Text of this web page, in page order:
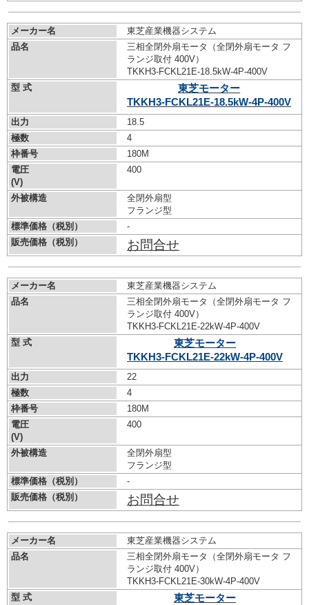
メーカー名
東芝産業機器システム
品名
三相全閉外扇モータ（全閉外扇モータ フ
ランジ取付 400V）
TKKH3-FCKL21E-18.5kW-4P-400V
型 式
東芝モーター
TKKH3-FCKL21E-18.5kW-4P-400V
出力
18.5
極数
4
枠番号
180M
電圧
(V)
400
外被構造
全閉外扇型
フランジ型
標準価格（税別）
-
販売価格（税別）
お問合せ
メーカー名
東芝産業機器システム
品名
三相全閉外扇モータ（全閉外扇モータ フ
ランジ取付 400V）
TKKH3-FCKL21E-22kW-4P-400V
型 式
東芝モーター
TKKH3-FCKL21E-22kW-4P-400V
出力
22
極数
4
枠番号
180M
電圧
(V)
400
外被構造
全閉外扇型
フランジ型
標準価格（税別）
-
販売価格（税別）
お問合せ
メーカー名
東芝産業機器システム
品名
三相全閉外扇モータ（全閉外扇モータ フ
ランジ取付 400V）
TKKH3-FCKL21E-30kW-4P-400V
型 式
東芝モーター